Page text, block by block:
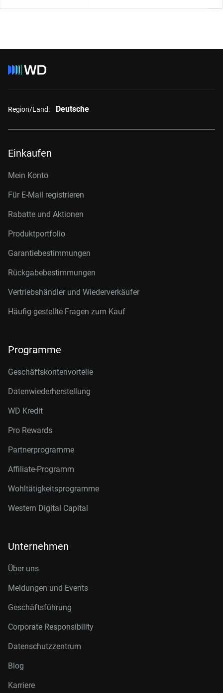
Region/Land: Deutsche
Einkaufen
Mein Konto
Für E-Mail registrieren
Rabatte und Aktionen
Produktportfolio
Garantiebestimmungen
Rückgabebestimmungen
Vertriebshändler und Wiederverkäufer
Häufig gestellte Fragen zum Kauf
Programme
Geschäftskontenvorteile
Datenwiederherstellung
WD Kredit
Pro Rewards
Partnerprogramme
Affiliate-Programm
Wohltätigkeitsprogramme
Western Digital Capital
Unternehmen
Über uns
Meldungen und Events
Geschäftsführung
Corporate Responsibility
Datenschutzzentrum
Blog
Karriere